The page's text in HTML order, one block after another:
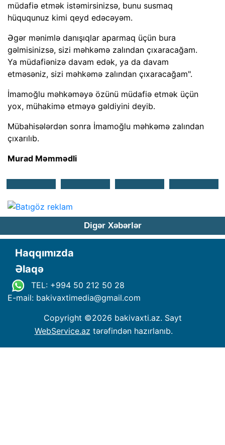
müdafiə etmək istəmirsinizsə, bunu susmaq
hüququnuz kimi qeyd edəcəyəm.
Əgər mənimlə danışıqlar aparmaq üçün bura
gəlmisinizsə, sizi məhkəmə zalından çıxaracağam.
Ya müdafiənizə davam edək, ya da davam
etməsəniz, sizi məhkəmə zalından çıxaracağam".
İmamoğlu məhkəməyə özünü müdafiə etmək üçün
yox, mühakimə etməyə gəldiyini deyib.
Mübahisələrdən sonra İmamoğlu məhkəmə zalından
çıxarılıb.
Murad Məmmədli
Digər Xəbərlər
Haqqımızda
Əlaqə
TEL: +994 50 212 50 28
E-mail: bakivaxtimedia@gmail.com
Copyright ©2026 bakivaxti.az. Sayt
WebService.az tərəfindən hazırlanıb.